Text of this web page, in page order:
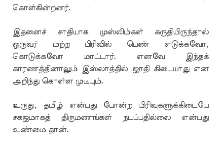
கொள்கின்றனர்.
இதனைச் சாதியாக முஸ்லிம்கள் கருதியிருந்தால்
ஒருவர் மற்ற பிரிவில் பெண் எடுக்கவோ,
கொடுக்கவோ மாட்டார். எனவே இந்தக்
காரணத்தினாலும் இஸ்லாத்தில் ஜாதி கிடையாது என
அறிந்து கொள்ள முடியும்.
உருது, தமிழ் என்பது போன்ற பிரிவுகளுக்கிடையே
சகஜமாகத் திருமணங்கள் நடப்பதில்லை என்பது
உண்மை தான்.